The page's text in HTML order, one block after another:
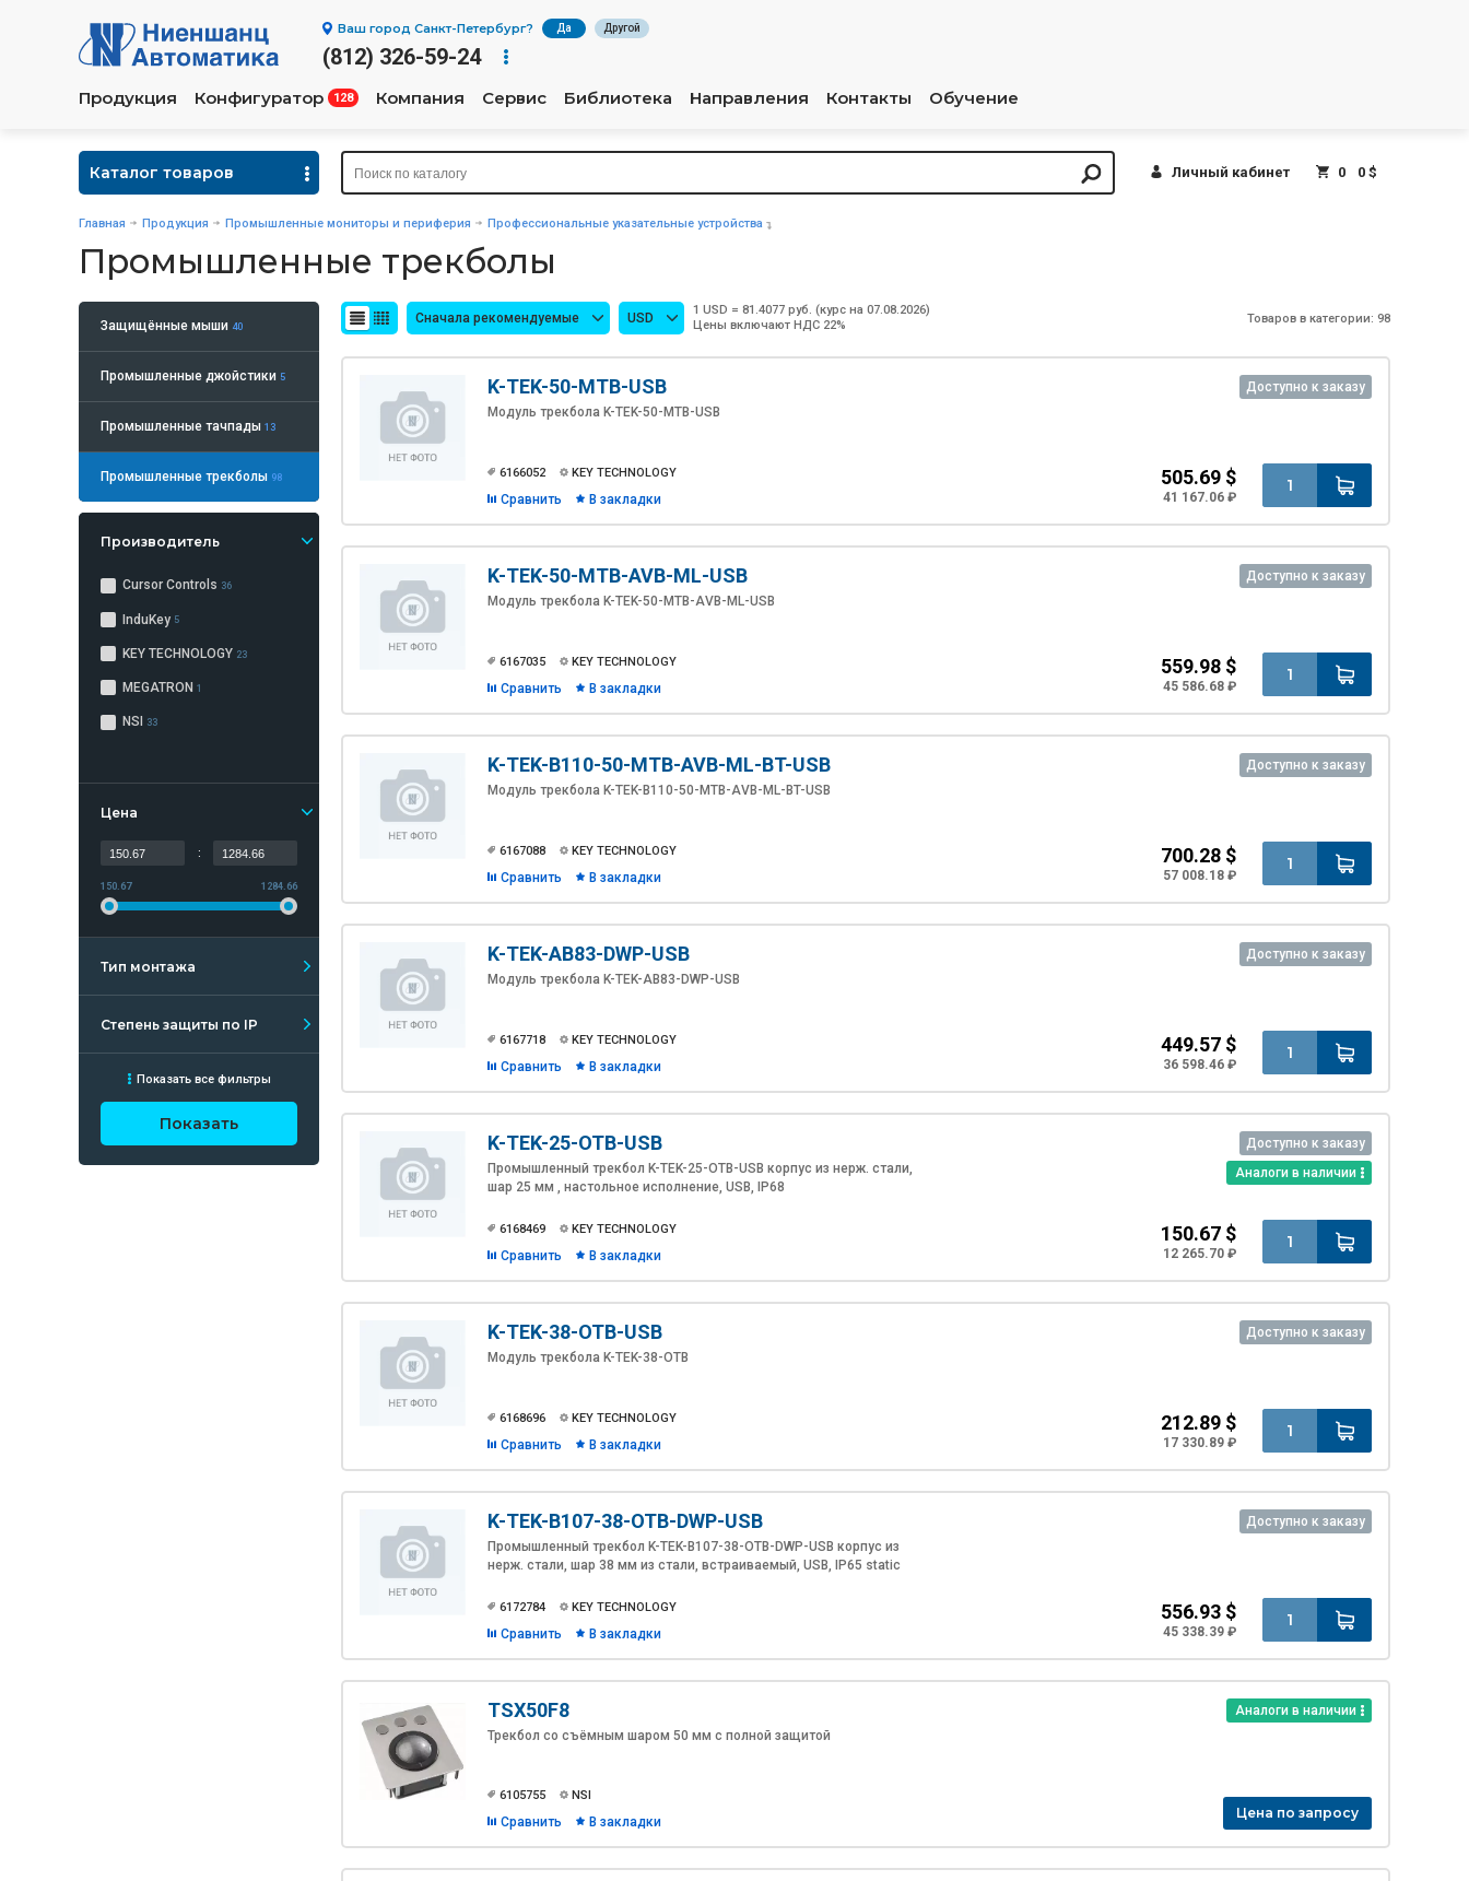
Ваш город Санкт-Петербург? Да Другой
(812) 326-59-24
Продукция Конфигуратор 128 Компания Сервис Библиотека Направления Контакты Обучение
Каталог товаров Личный кабинет 0 0 $
Главная Продукция Промышленные мониторы и периферия Профессиональные указательные устройства
Промышленные трекболы
Защищённые мыши 40
Промышленные джойстики 5
Промышленные тачпады 13
Промышленные трекболы 98
Производитель
Cursor Controls 36
InduKey 5
KEY TECHNOLOGY 23
MEGATRON 1
NSI 33
Цена
:
150.67 1284.66
Тип монтажа
Степень защиты по IP
Показать все фильтры
Показать
Сначала рекомендуемые USD
1 USD = 81.4077 руб. (курс на 07.08.2026)
Цены включают НДС 22%
Товаров в категории: 98
Доступно к заказу
K-TEK-50-MTB-USB
Модуль трекбола K-TEK-50-MTB-USB
6166052 KEY TECHNOLOGY
Сравнить В закладки
505.69 $
41 167.06 ₽
Доступно к заказу
K-TEK-50-MTB-AVB-ML-USB
Модуль трекбола K-TEK-50-MTB-AVB-ML-USB
6167035 KEY TECHNOLOGY
Сравнить В закладки
559.98 $
45 586.68 ₽
Доступно к заказу
K-TEK-B110-50-MTB-AVB-ML-BT-USB
Модуль трекбола K-TEK-B110-50-MTB-AVB-ML-BT-USB
6167088 KEY TECHNOLOGY
Сравнить В закладки
700.28 $
57 008.18 ₽
Доступно к заказу
K-TEK-AB83-DWP-USB
Модуль трекбола K-TEK-AB83-DWP-USB
6167718 KEY TECHNOLOGY
Сравнить В закладки
449.57 $
36 598.46 ₽
Доступно к заказу
Аналоги в наличии
K-TEK-25-OTB-USB
Промышленный трекбол K-TEK-25-OTB-USB корпус из нерж. стали,
шар 25 мм , настольное исполнение, USB, IP68
6168469 KEY TECHNOLOGY
Сравнить В закладки
150.67 $
12 265.70 ₽
Доступно к заказу
K-TEK-38-OTB-USB
Модуль трекбола K-TEK-38-OTB
6168696 KEY TECHNOLOGY
Сравнить В закладки
212.89 $
17 330.89 ₽
Доступно к заказу
K-TEK-B107-38-OTB-DWP-USB
Промышленный трекбол K-TEK-B107-38-OTB-DWP-USB корпус из
нерж. стали, шар 38 мм из стали, встраиваемый, USB, IP65 static
6172784 KEY TECHNOLOGY
Сравнить В закладки
556.93 $
45 338.39 ₽
Аналоги в наличии
TSX50F8
Трекбол со съёмным шаром 50 мм с полной защитой
6105755 NSI
Сравнить В закладки
Цена по запросу